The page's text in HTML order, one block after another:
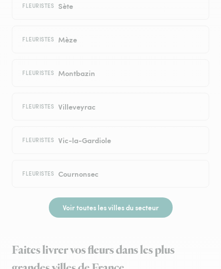
FLEURISTES Sète
FLEURISTES Mèze
FLEURISTES Montbazin
FLEURISTES Villeveyrac
FLEURISTES Vic-la-Gardiole
FLEURISTES Cournonsec
Voir toutes les villes du secteur
Faites livrer vos fleurs dans les plus